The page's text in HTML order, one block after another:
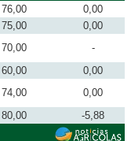
76,00
0,00
75,00
0,00
70,00
-
60,00
0,00
74,00
0,00
80,00
-5,88